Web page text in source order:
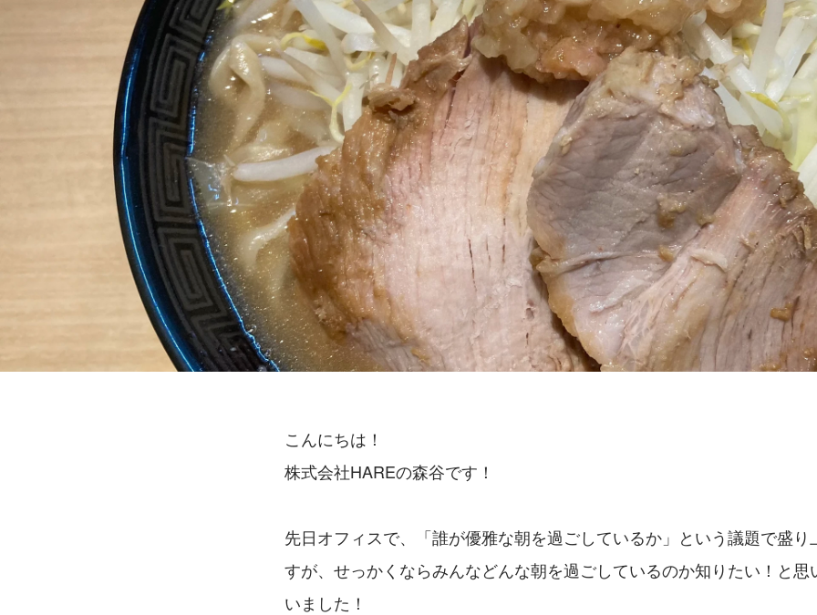
こんにちは！
株式会社HAREの森谷です！
先日オフィスで、「誰が優雅な朝を過ごしているか」という議題で盛り
すが、せっかくならみんなどんな朝を過ごしているのか知りたい！と思
いました！
森谷 航
株式会社HARE JAPAN / Team lead /人事採用担当 / 人材紹介事業部